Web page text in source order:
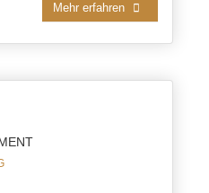
Mehr erfahren